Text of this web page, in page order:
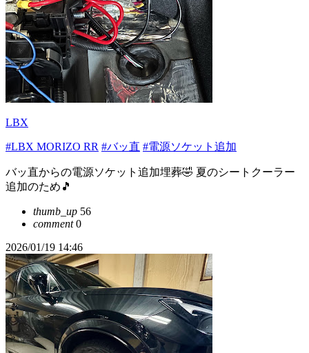
LBX
#LBX MORIZO RR #バッ直 #電源ソケット追加
バッ直からの電源ソケット追加埋葬🤣 夏のシートクーラー
追加のため🎵
thumb_up 56
comment0
2026/01/19 14:46